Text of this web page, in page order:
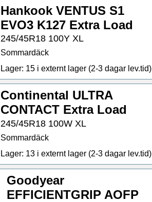
Hankook VENTUS S1
EVO3 K127 Extra Load
245/45R18 100Y XL
Sommardäck
Lager: 15 i externt lager (2-3 dagar lev.tid)
Continental ULTRA
CONTACT Extra Load
245/45R18 100W XL
Sommardäck
Lager: 13 i externt lager (2-3 dagar lev.tid)
Goodyear
EFFICIENTGRIP AOFP